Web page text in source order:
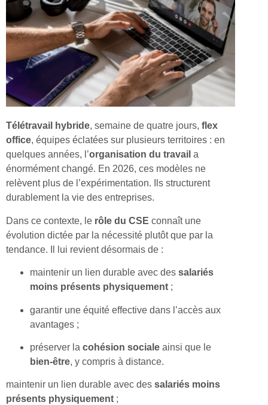
Télétravail hybride, semaine de quatre jours, flex
office, équipes éclatées sur plusieurs territoires : en
quelques années, l’organisation du travail a
énormément changé. En 2026, ces modèles ne
relèvent plus de l’expérimentation. Ils structurent
durablement la vie des entreprises.
Dans ce contexte, le rôle du CSE connaît une
évolution dictée par la nécessité plutôt que par la
tendance. Il lui revient désormais de :
maintenir un lien durable avec des salariés
moins présents physiquement ;
garantir une équité effective dans l’accès aux
avantages ;
préserver la cohésion sociale ainsi que le
bien-être, y compris à distance.
maintenir un lien durable avec des salariés moins
présents physiquement ;